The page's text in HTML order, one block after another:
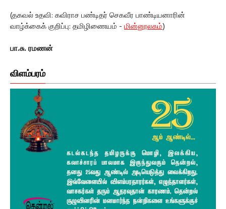
(தகவல் உதவி: கவிராச பண்டிதர் செகவீர பாண்டியனாரின்
வாழ்க்கைக் குறிப்பு: தமிழிணையம் - மின்னூலகம்)
பா.சு. ரமணன்
விளம்பரம்